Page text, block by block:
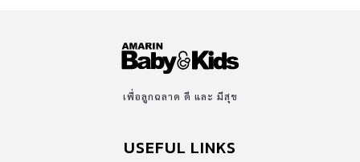
เพื่อลูกฉลาด ดี และ มีสุข
USEFUL LINKS